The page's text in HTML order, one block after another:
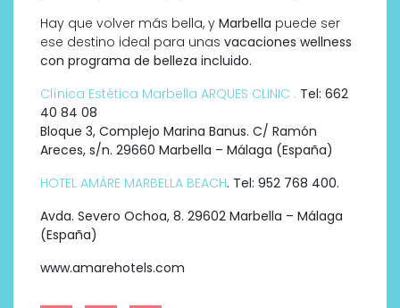
Hay que volver más bella, y Marbella puede ser
ese destino ideal para unas vacaciones wellness
con programa de belleza incluido.
Clínica Estética Marbella ARQUES CLINIC . Tel: 662
40 84 08
Bloque 3, Complejo Marina Banus. C/ Ramón
Areces, s/n. 29660 Marbella – Málaga (España)
HOTEL AMÀRE MARBELLA BEACH. Tel: 952 768 400.
Avda. Severo Ochoa, 8. 29602 Marbella – Málaga
(España)
www.amarehotels.com